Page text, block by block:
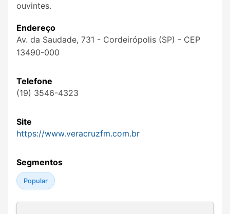
ouvintes.
Endereço
Av. da Saudade, 731‎ - Cordeirópolis (SP) - CEP
13490-000
Telefone
(19) 3546-4323
Site
https://www.veracruzfm.com.br
Segmentos
Popular